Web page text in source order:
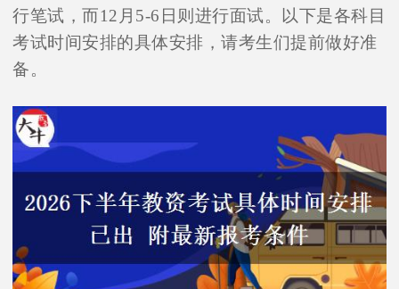
行笔试，而12月5-6日则进行面试。以下是各科目
考试时间安排的具体安排，请考生们提前做好准
备。